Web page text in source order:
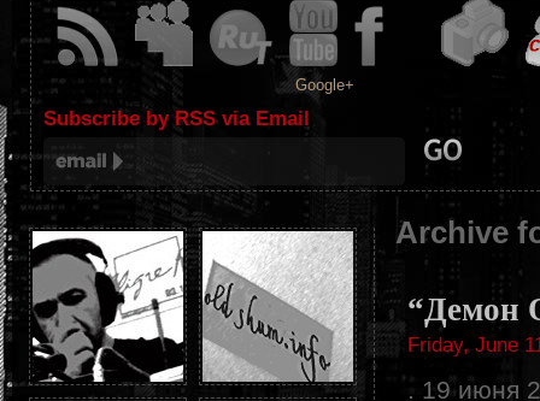
Google+
Subscribe by RSS via Email
Archive
“Демон
Friday, June
. 19 июня